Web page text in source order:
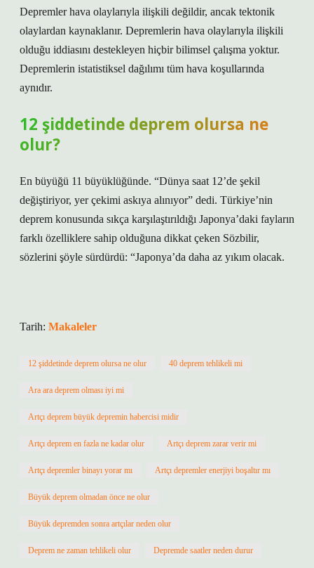
Depremler hava olaylarıyla ilişkili değildir, ancak tektonik
olaylardan kaynaklanır. Depremlerin hava olaylarıyla ilişkili
olduğu iddiasını destekleyen hiçbir bilimsel çalışma yoktur.
Depremlerin istatistiksel dağılımı tüm hava koşullarında
aynıdır.
12 şiddetinde deprem olursa ne
olur?
En büyüğü 11 büyüklüğünde. “Dünya saat 12’de şekil
değiştiriyor, yer çekimi askıya alınıyor” dedi. Türkiye’nin
deprem konusunda sıkça karşılaştırıldığı Japonya’daki fayların
farklı özelliklere sahip olduğuna dikkat çeken Sözbilir,
sözlerini şöyle sürdürdü: “Japonya’da daha az yıkım olacak.
Tarih: Makaleler
12 şiddetinde deprem olursa ne olur 40 deprem tehlikeli mi
Ara ara deprem olması iyi mi
Artçı deprem büyük depremin habercisi midir
Artçı deprem en fazla ne kadar olur Artçı deprem zarar verir mi
Artçı depremler binayı yorar mı Artçı depremler enerjiyi boşaltır mı
Büyük deprem olmadan önce ne olur
Büyük depremden sonra artçılar neden olur
Deprem ne zaman tehlikeli olur Depremde saatler neden durur